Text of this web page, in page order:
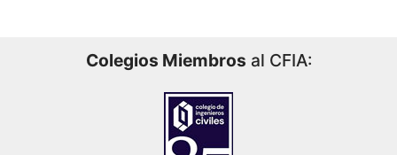
Colegios Miembros al CFIA: